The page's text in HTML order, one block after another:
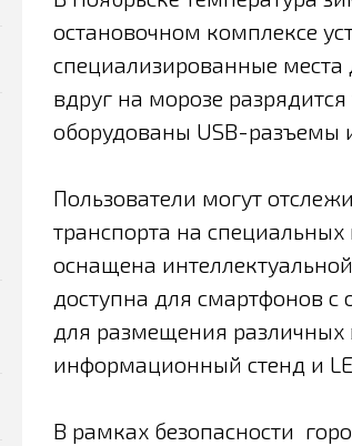
остановочном комплексе
специализированные места
вдруг на морозе
оборудованы USB-разъемы
Пользователи могут
транспорта на
оснащена
доступна для смартфонов
для размещения
информационный стенд и
В рамках безопасности